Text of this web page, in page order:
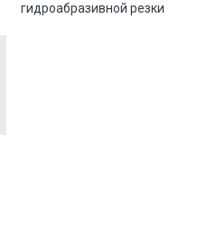
гидроабразивной резки